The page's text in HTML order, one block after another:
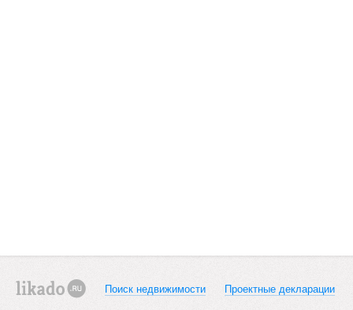
Поиск недвижимости Проектные декларации